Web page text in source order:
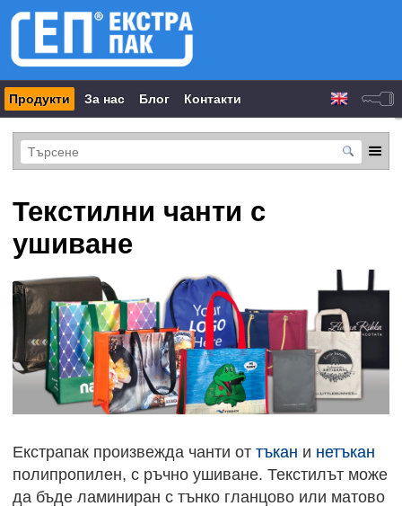
Продукти За нас Блог Контакти
Текстилни чанти с
ушиване
Екстрапак произвежда чанти от тъкан и нетъкан
полипропилен, с ръчно ушиване. Текстилът може
да бъде ламиниран с тънко гланцово или матово